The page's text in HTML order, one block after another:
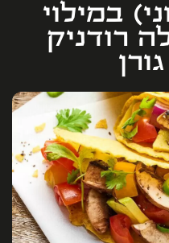
במילוי
רודניק